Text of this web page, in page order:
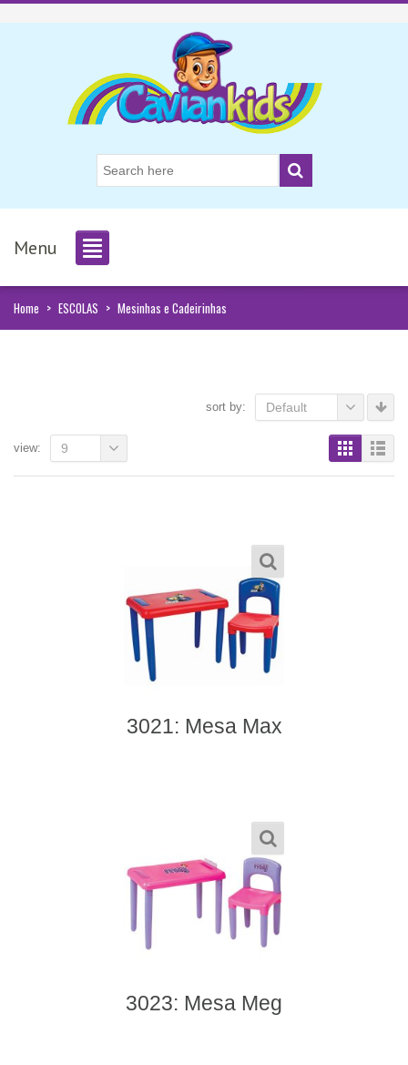
Menu
Home > ESCOLAS > Mesinhas e Cadeirinhas
sort by: Default
view: 9
3021: Mesa Max
3023: Mesa Meg